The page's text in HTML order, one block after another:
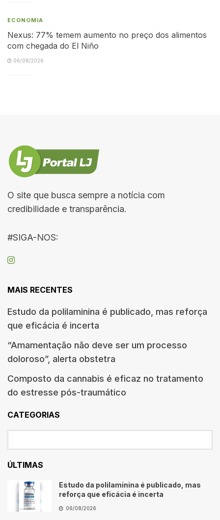
ECONOMIA
Nexus: 77% temem aumento no preço dos alimentos
com chegada do El Niño
06/08/2026
O site que busca sempre a notícia com
credibilidade e transparência.
#SIGA-NOS:
MAIS RECENTES
Estudo da polilaminina é publicado, mas reforça
que eficácia é incerta
“Amamentação não deve ser um processo
doloroso”, alerta obstetra
Composto da cannabis é eficaz no tratamento
do estresse pós-traumático
CATEGORIAS
ÚLTIMAS
Estudo da polilaminina é publicado, mas
reforça que eficácia é incerta
06/08/2026